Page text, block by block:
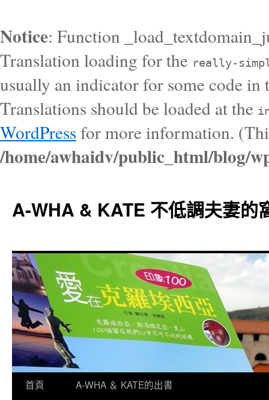
Notice: Function
Translation loading for the really-
usually an indicator for some code
Translations should be loaded at the
WordPressfor more information.
/home/awhaidv/public_html/blog/
A-WHA & KATE 不低調夫妻的
跳首頁
A-WHA ＆ KATE的出書